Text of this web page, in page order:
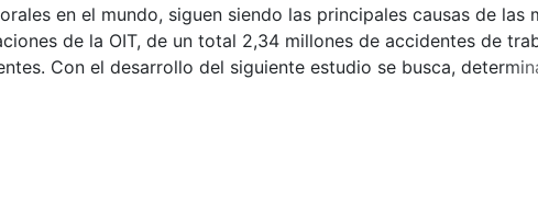
formación integral y las prácticas educomunicativas en el
en el mundo, siguen siendo las principales causas de las
de la OIT, de un total 2,34 millones de accidentes de
Con el desarrollo del siguiente estudio se busca,
están expuestos los trabajadores del sector construcción
de la construcción llega al 10,5%. Lo que genera